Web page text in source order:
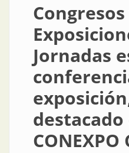
Jornadas
destacado
CONEXPO